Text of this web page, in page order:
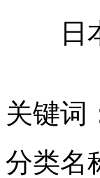
罗阳:在航母
日本
关键词
分类名